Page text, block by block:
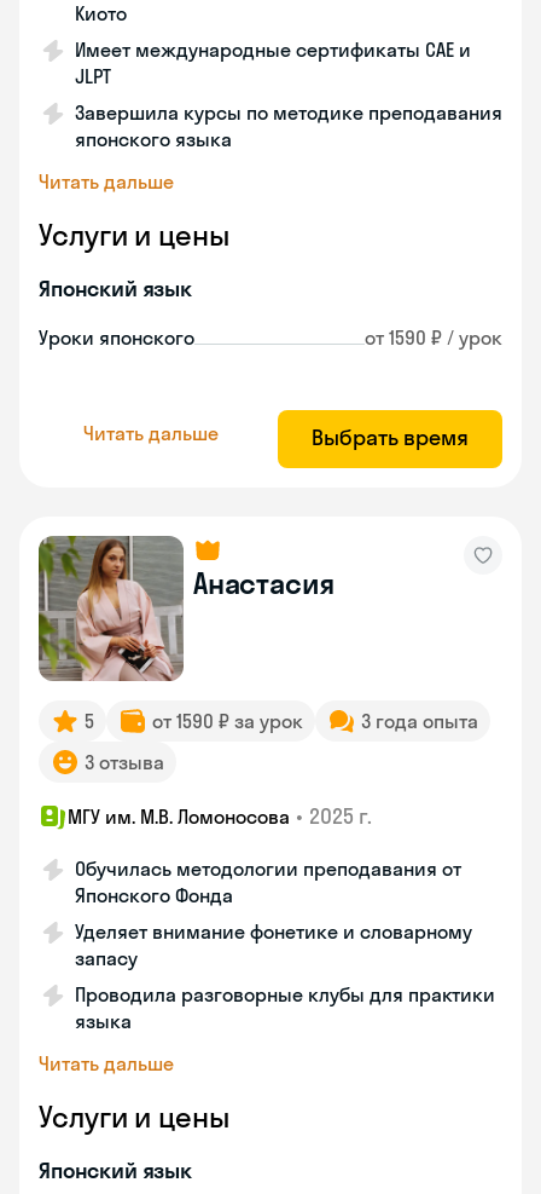
Киото
Имеет международные сертификаты CAE и
JLPT
Завершила курсы по методике преподавания
японского языка
Читать дальше
Услуги и цены
Японский язык
Уроки японского от 1590 ₽ / урок
Читать дальше Выбрать время
Анастасия
5 от 1590 ₽ за урок
3 года опыта
3 отзыва
МГУ им. М.В. Ломоносова • 2025 г.
Обучилась методологии преподавания от
Японского Фонда
Уделяет внимание фонетике и словарному
запасу
Проводила разговорные клубы для практики
языка
Читать дальше
Услуги и цены
Японский язык